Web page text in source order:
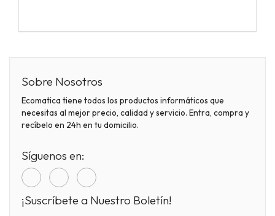
Sobre Nosotros
Ecomatica tiene todos los productos informáticos que
necesitas al mejor precio, calidad y servicio. Entra, compra y
recíbelo en 24h en tu domicilio.
Síguenos en:
¡Suscríbete a Nuestro Boletín!